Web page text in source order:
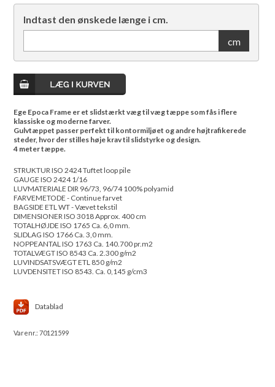
Indtast den ønskede længe i cm.
cm
Ege Epoca Frame er et slidstærkt væg til væg tæppe som fås i flere
klassiske og moderne farver.
Gulvtæppet passer perfekt til kontormiljøet og andre højtrafikerede
steder, hvor der stilles høje krav til slidstyrke og design.
4 meter tæppe.
STRUKTUR ISO 2424 Tuftet loop pile
GAUGE ISO 2424 1/16
LUVMATERIALE DIR 96/73, 96/74 100% polyamid
FARVEMETODE - Continue farvet
BAGSIDE ETL WT - Vævet tekstil
DIMENSIONER ISO 3018 Approx. 400 cm
TOTALHØJDE ISO 1765 Ca. 6,0 mm.
SLIDLAG ISO 1766 Ca. 3,0 mm.
NOPPEANTAL ISO 1763 Ca. 140.700 pr.m2
TOTALVÆGT ISO 8543 Ca. 2.300 g/m2
LUVINDSATSVÆGT ETL 850 g/m2
LUVDENSITET ISO 8543. Ca. 0,145 g/cm3
Datablad
Varenr.:70121599